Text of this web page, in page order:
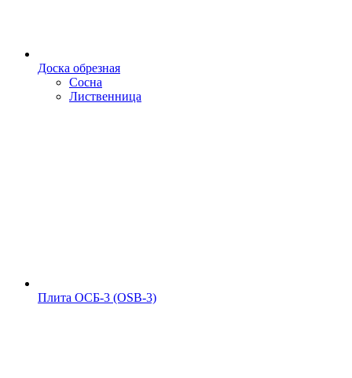
Доска обрезная
Сосна
Лиственница
Плита ОСБ-3 (OSB-3)